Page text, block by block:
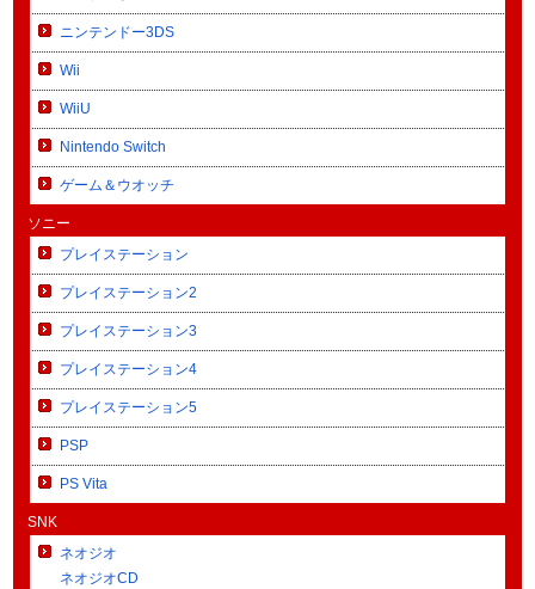
ニンテンドー3DS
Wii
WiiU
Nintendo Switch
ゲーム＆ウオッチ
ソニー
プレイステーション
プレイステーション2
プレイステーション3
プレイステーション4
プレイステーション5
PSP
PS Vita
SNK
ネオジオ
ネオジオCD